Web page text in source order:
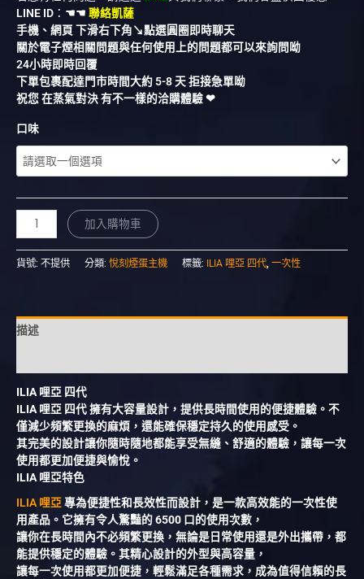
LINE ID ： ☚☚ 聯絡凱薩
手機、網頁 下滑右下角↘︎點選圓圈即時聊天
關於電子煙相關問題與任何使用上的問題都可以來詢問呦
24小時即時回覆
下單包裹配達門市時間大約 5-8 天 拒接急單呦
祝您 在蒸氣對決 有不一樣的洽購體驗 ❤︎
口味
加入購物車
貨號: 不提供 分類: 悅刻煙蛋主機 標籤: ILIA 哩亞 四代 一次性
描述
ILIA 哩亞 四代
ILIA 哩亞 四代 擁有大容量設計，提供長時間使用的便捷體驗。不
僅減少頻繁更換的麻煩，還能確保穩定持久的使用感受。
其完美的設計讓你隨時隨地都能享受無縫、舒適的體驗，讓每一次
使用都更加便捷與愉悅。
ILIA 哩亞特色
ILIA 哩亞專為便捷性和長效性而設計，是一款高效能的一次性使
用產品。它擁有令人驚豔的 6500 口的使用次數，
讓你在長時間內不必頻繁更換，無論是日常使用還是外出攜帶，都
能提供穩定的體驗。其精心設計的外型與高容量，
讓每一次使用都更加便捷，輕鬆滿足各種需求，成為值得信賴的長